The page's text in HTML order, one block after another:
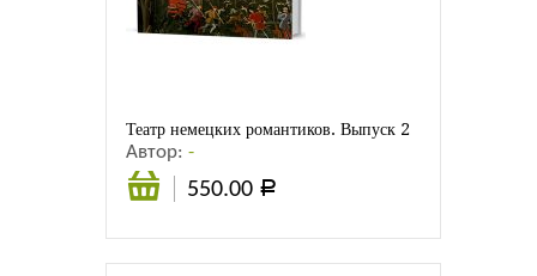
Театр немецких романтиков. Выпуск 2
Автор:-
550.00 Р